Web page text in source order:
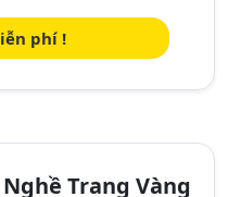
phí !
Trang Vàng